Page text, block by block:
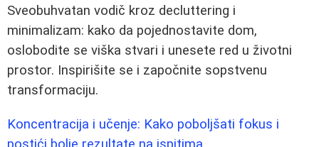
Sveobuhvatan vodič kroz decluttering i
minimalizam: kako da pojednostavite dom,
oslobodite se viška stvari i unesete red u životni
prostor. Inspirišite se i započnite sopstvenu
transformaciju.
Koncentracija i učenje: Kako poboljšati fokus i